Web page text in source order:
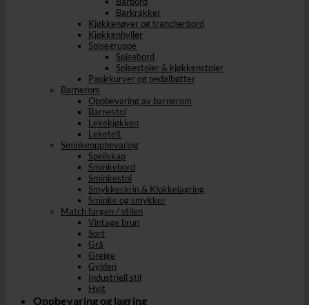
Barkrakker
Kjøkkenøyer og trancherbord
Kjøkkenhyller
Spisegruppe
Spisebord
Spisestoler & kjøkkenstoler
Papirkurver og pedalbøtter
Barnerom
Oppbevaring av barnerom
Barnestol
Lekekjøkken
Leketelt
Sminkeoppbevaring
Speilskap
Sminkebord
Sminkestol
Smykkeskrin & Klokkelagring
Sminke og smykker
Match fargen / stilen
Vintage brun
Sort
Grå
Greige
Gylden
Industriell stil
Hvit
Oppbevaring og lagring